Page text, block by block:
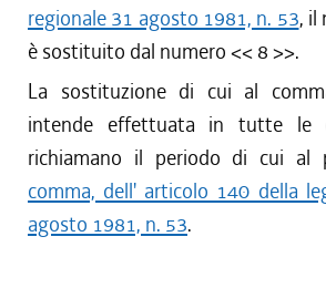
regionale 31 agosto 1981, n. 53, il
è sostituito dal numero << 8 >>.
La sostituzione di cui al
intende effettuata in tutte le
richiamano il periodo di cui al
comma, dell' articolo 140 della
agosto 1981, n. 53.